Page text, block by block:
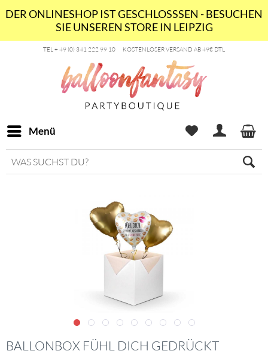
DER ONLINESHOP IST GESCHLOSSSEN - BESUCHEN
SIE UNSEREN STORE IN LEIPZIG
TEL + 49 (0) 341 222 99 10 KOSTENLOSER VERSAND AB 49€ DTL
Menü
BALLONBOX FÜHL DICH GEDRÜCKT